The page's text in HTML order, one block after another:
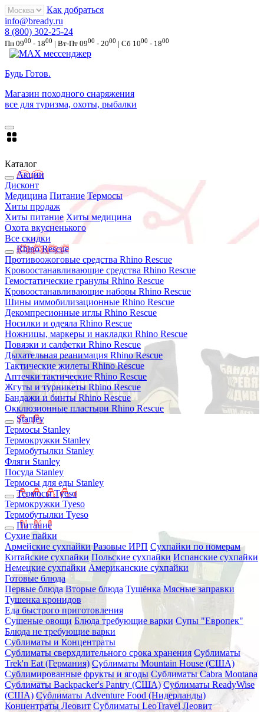
Как добраться
info@bready.ru
8 (800) 302-25-24
Пн 0900 - 1800 | Вт-Пт 0900 - 2000 | Сб 1000 - 1800
Будь Готов.
Магазин походного снаряжения
все для туризма, охоты, рыбалки
Каталог
Акции
Дисконт
Медицина Питание Термосы
Хиты продаж
Хиты питание Хиты медицина
Охота вкусненького
Все скидки
Rhino Rescue
Противоожоговые средства Rhino Rescue
Кровоостанавливающие средства Rhino Rescue
Гемостатические гранулы Rhino Rescue
Кровоостанавливающие наборы Rhino Rescue
Шины иммобилизационные Rhino Rescue
Декомпресионные иглы Rhino Rescue
Носилки и одеяла Rhino Rescue
Ножницы, маркеры и накладки Rhino Rescue
Повязки и салфетки Rhino Rescue
Дыхательная реанимация Rhino Rescue
Тактические жилеты Rhino Rescue
Аптечки тактические Rhino Rescue
Жгуты и турникеты Rhino Rescue
Бандажи и бинты Rhino Rescue
Окклюзионные пластыри Rhino Rescue
Stanley
Термосы Stanley
Термокружки Stanley
Термобутылки Stanley
Фляги Stanley
Посуда Stanley
Термосы для еды Stanley
Термосы Tyeso
Термокружки Tyeso
Термобутылки Tyeso
Питание
Сухие пайки
Армейские сухпайки Разовые ИРП Сухпайки по номерам
Китайские сухпайки Польские сухпайки Испанские сухпайки
Немецкие сухпайки Американские сухпайки
Готовые блюда
Первые блюда Вторые блюда Тушёнка Мясные заправки
Тушенка кронидов
Еда быстрого приготовления
Сушеные овощи Блюда требующие варки Супы "Европек"
Блюда не требующие варки
Сублиматы и Концентраты
Сублиматы сверхдлительного срока хранения Сублиматы
Trek'n Eat (Германия) Сублиматы Mountain House (США)
Сублимированные фрукты и ягоды Сублиматы Cabra Montana
Сублиматы Backpacker's Pantry (США) Сублиматы ReadyWise
(США) Сублиматы Adventure Food (Нидерланды)
Концентраты Леовит Сублиматы LeoTravel Леовит